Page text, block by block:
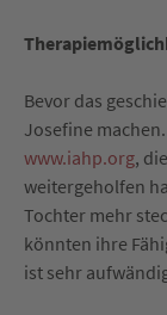
Bevor das
Josefine
www.iahp.org,
weitergeholfen
Tochter mehr
könnten ihre
ist sehr